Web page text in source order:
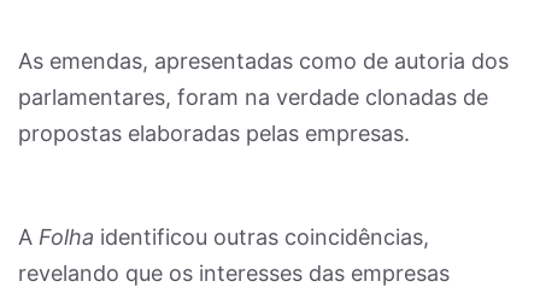
As emendas, apresentadas como de autoria dos
parlamentares, foram na verdade clonadas de
propostas elaboradas pelas empresas.
A Folha identificou outras coincidências,
revelando que os interesses das empresas